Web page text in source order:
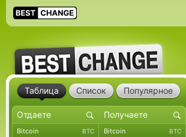
Таблица Список Популярное
Bitcoin BTC Bitcoin BTC